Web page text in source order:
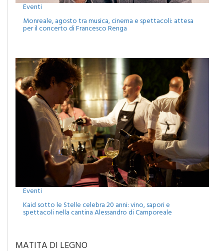
Eventi
Monreale, agosto tra musica, cinema e spettacoli: attesa
per il concerto di Francesco Renga
Eventi
Kaid sotto le Stelle celebra 20 anni: vino, sapori e
spettacoli nella cantina Alessandro di Camporeale
MATITA DI LEGNO